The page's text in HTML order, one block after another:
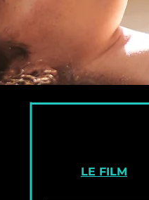
LE FILM